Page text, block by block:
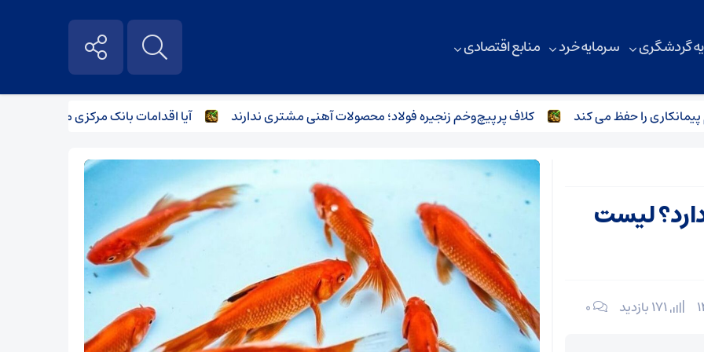
گردشگری سرمایه خرد منابع اقتصادی
را حفظ می کند کلاف پرپیچ‌وخم زنجیره فولاد؛ محصولات آهنی مشتری ندارند آیا اقدامات بانک مرکزی می‌تواند بازار
لیست
۰